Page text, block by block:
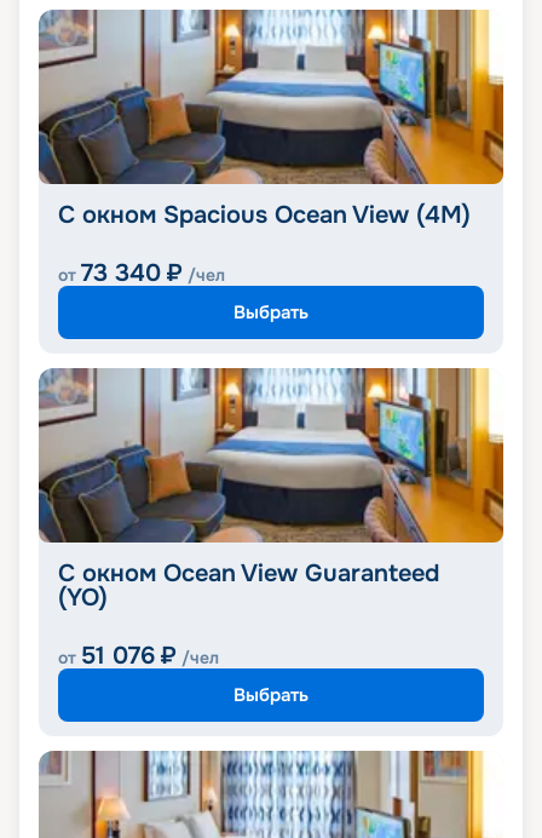
С окном Spacious Ocean View (4M)
от 73 340 ₽ /чел
Выбрать
С окном Ocean View Guaranteed
(YO)
от 51 076 ₽ /чел
Выбрать